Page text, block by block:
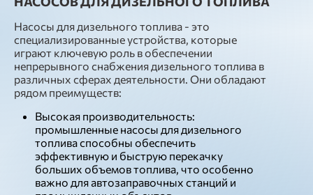
Насосы для дизельного топлива - это
специализированные устройства, которые
играют ключевую роль в обеспечении
непрерывного снабжения дизельного топлива в
различных сферах деятельности. Они обладают
рядом преимуществ:
Высокая производительность:
промышленные насосы для дизельного
топлива способны обеспечить
эффективную и быструю перекачку
больших объемов топлива, что особенно
важно для автозаправочных станций и